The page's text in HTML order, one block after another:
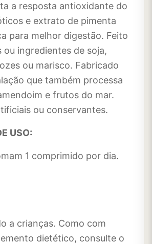
a resposta antioxidante do
e extrato de pimenta
para melhor digestão. Feito
ou ingredientes de soja,
ou marisco. Fabricado
que também processa
e frutos do mar.
ou conservantes.
USO:
1 comprimido por dia.
a crianças. Como com
dietético, consulte o